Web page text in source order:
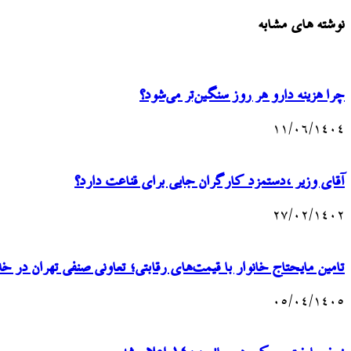
نوشته های مشابه
چرا هزینه دارو هر روز سنگین‌تر می‌شود؟
۱۱/۰۶/۱۴۰۴
آقای وزیر ،دستمزد کارگران جایی برای قناعت دارد؟
۲۷/۰۲/۱۴۰۲
تامین مایحتاج خانوار با قیمت‌های رقابتی؛ تعاونی صنفی تهران
۰۵/۰۴/۱۴۰۵